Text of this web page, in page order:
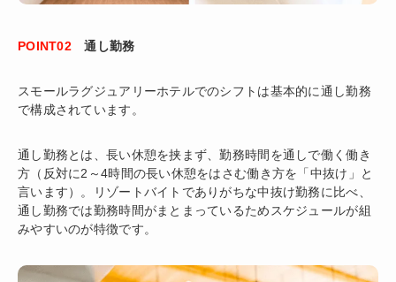
POINT02通し勤務
スモールラグジュアリーホテルでのシフトは基本的に通し勤務
で構成されています。
通し勤務とは、長い休憩を挟まず、勤務時間を通しで働く働き
方（反対に2～4時間の長い休憩をはさむ働き方を「中抜け」と
言います）。リゾートバイトでありがちな中抜け勤務に比べ、
通し勤務では勤務時間がまとまっているためスケジュールが組
みやすいのが特徴です。